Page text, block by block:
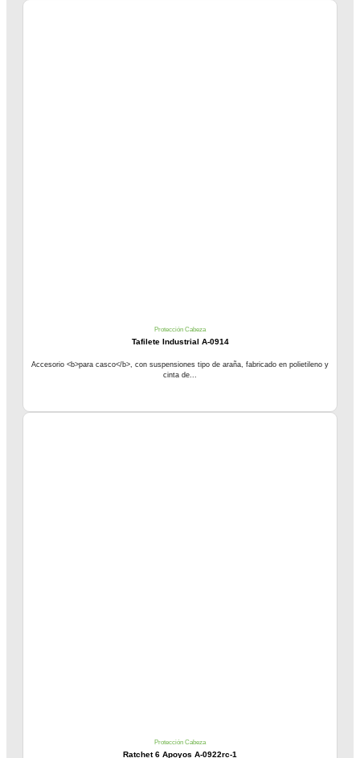
Protección Cabeza
Tafilete Industrial A-0914
Accesorio <b>para casco</b>, con suspensiones tipo de araña, fabricado en polietileno y
cinta de...
Protección Cabeza
Ratchet 6 Apoyos A-0922rc-1